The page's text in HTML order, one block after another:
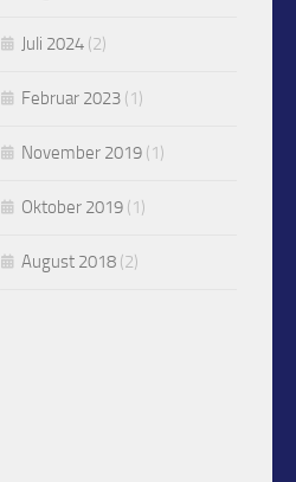
Juli 2024 (2)
Februar 2023 (1)
November 2019 (1)
Oktober 2019 (1)
August 2018 (2)